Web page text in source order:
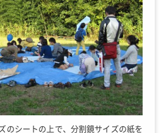
のシートの上で、分割鏡サイズの紙を